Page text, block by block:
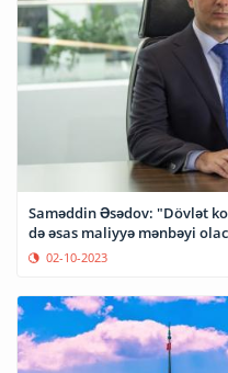
Saməddin Əsədov: "Dövlət
də əsas maliyyə mənbəyi
02-10-2023